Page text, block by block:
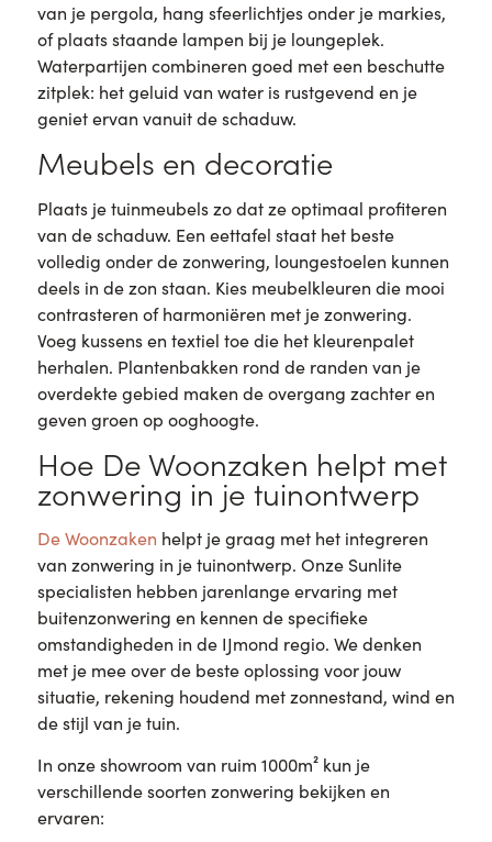
van je pergola, hang sfeerlichtjes onder je markies,
of plaats staande lampen bij je loungeplek.
Waterpartijen combineren goed met een beschutte
zitplek: het geluid van water is rustgevend en je
geniet ervan vanuit de schaduw.
Meubels en decoratie
Plaats je tuinmeubels zo dat ze optimaal profiteren
van de schaduw. Een eettafel staat het beste
volledig onder de zonwering, loungestoelen kunnen
deels in de zon staan. Kies meubelkleuren die mooi
contrasteren of harmoniëren met je zonwering.
Voeg kussens en textiel toe die het kleurenpalet
herhalen. Plantenbakken rond de randen van je
overdekte gebied maken de overgang zachter en
geven groen op ooghoogte.
Hoe De Woonzaken helpt met
zonwering in je tuinontwerp
De Woonzaken helpt je graag met het integreren
van zonwering in je tuinontwerp. Onze Sunlite
specialisten hebben jarenlange ervaring met
buitenzonwering en kennen de specifieke
omstandigheden in de IJmond regio. We denken
met je mee over de beste oplossing voor jouw
situatie, rekening houdend met zonnestand, wind en
de stijl van je tuin.
In onze showroom van ruim 1000m² kun je
verschillende soorten zonwering bekijken en
ervaren: